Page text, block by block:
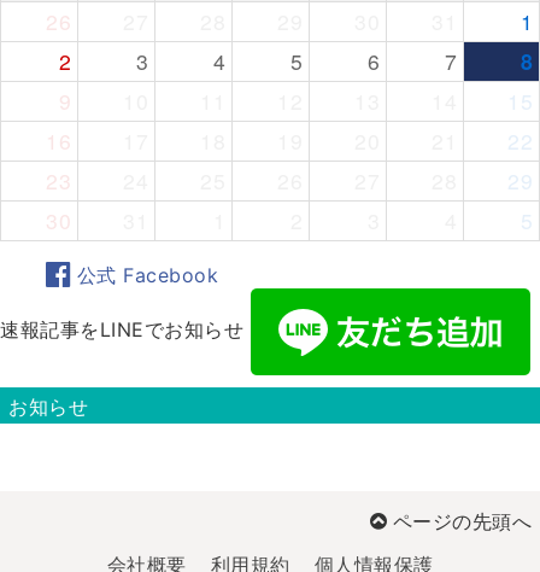
26
1
2
3 4 5 6 7
8
9
15
16
22
23
29
30
5
公式 Facebook
速報記事をLINEでお知らせ
お知らせ
ページの先頭へ
会社概要
利用規約 個人情報保護